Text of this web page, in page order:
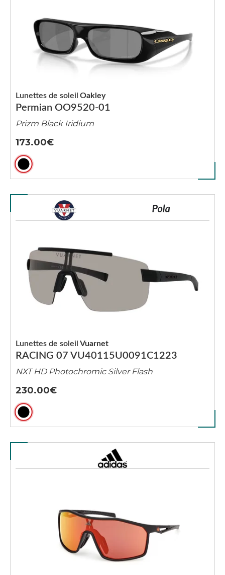
Permian OO9520-01
Lunettes de soleil Oakley
Prizm Black Iridium
173.00
RACING 07 VU40115U0091C1223
Lunettes de soleil Vuarnet
NXT HD Photochromic Silver Flash
230.00